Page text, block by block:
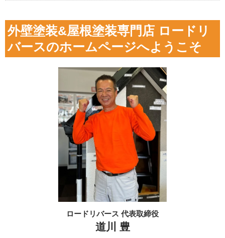
外壁塗装&屋根塗装専門店 ロードリ
バースのホームページへようこそ
ロードリバース 代表取締役
道川 豊